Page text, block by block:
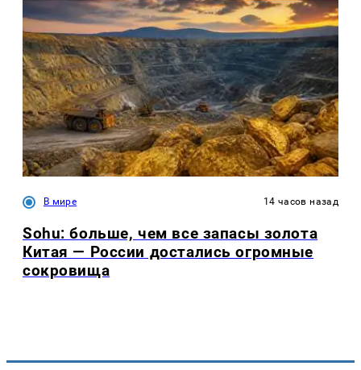
В мире 14 часов назад
Sohu: больше, чем все запасы золота
Китая — России достались огромные
сокровища